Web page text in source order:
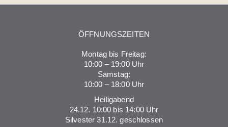
ÖFFNUNGSZEITEN
Montag bis Freitag:
10:00 – 19:00 Uhr
Samstag:
10:00 – 18:00 Uhr
Heiligabend
24.12. 10:00 bis 14:00 Uhr
Silvester 31.12. geschlossen